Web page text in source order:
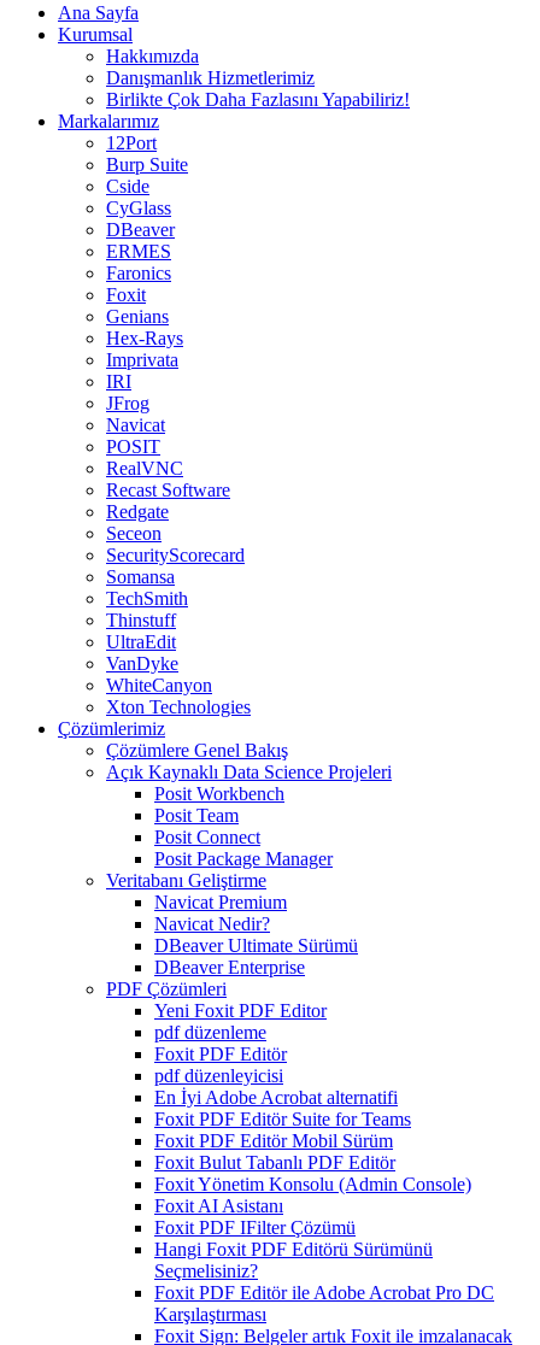
Ana Sayfa
Kurumsal
Hakkımızda
Danışmanlık Hizmetlerimiz
Birlikte Çok Daha Fazlasını Yapabiliriz!
Markalarımız
12Port
Burp Suite
Cside
CyGlass
DBeaver
ERMES
Faronics
Foxit
Genians
Hex-Rays
Imprivata
IRI
JFrog
Navicat
POSIT
RealVNC
Recast Software
Redgate
Seceon
SecurityScorecard
Somansa
TechSmith
Thinstuff
UltraEdit
VanDyke
WhiteCanyon
Xton Technologies
Çözümlerimiz
Çözümlere Genel Bakış
Açık Kaynaklı Data Science Projeleri
Posit Workbench
Posit Team
Posit Connect
Posit Package Manager
Veritabanı Geliştirme
Navicat Premium
Navicat Nedir?
DBeaver Ultimate Sürümü
DBeaver Enterprise
PDF Çözümleri
Yeni Foxit PDF Editor
pdf düzenleme
Foxit PDF Editör
pdf düzenleyicisi
En İyi Adobe Acrobat alternatifi
Foxit PDF Editör Suite for Teams
Foxit PDF Editör Mobil Sürüm
Foxit Bulut Tabanlı PDF Editör
Foxit Yönetim Konsolu (Admin Console)
Foxit AI Asistanı
Foxit PDF IFilter Çözümü
Hangi Foxit PDF Editörü Sürümünü
Seçmelisiniz?
Foxit PDF Editör ile Adobe Acrobat Pro DC
Karşılaştırması
Foxit Sign: Belgeler artık Foxit ile imzalanacak